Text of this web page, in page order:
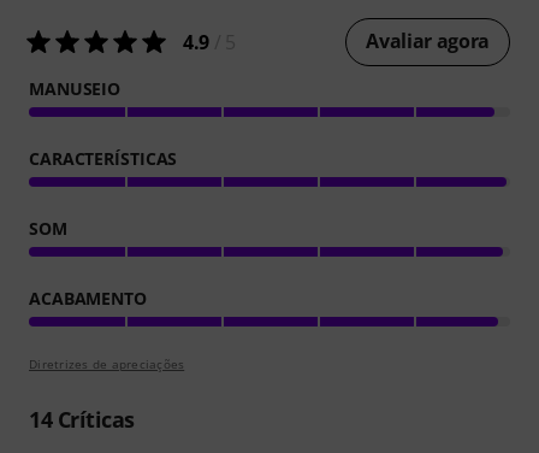
4.9 Avaliar agora
MANUSEIO
CARACTERÍSTICAS
SOM
ACABAMENTO
Diretrizes de apreciações
14Críticas